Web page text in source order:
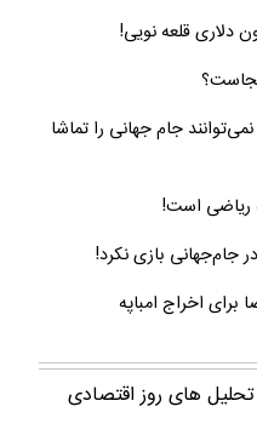
دلاری قلعه نویی!
جام جهانی را تماشا
ریاضی است!
جام‌جهانی بازی نکرد!
تحلیل های روز اقتصادی